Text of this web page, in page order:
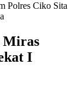
Polres Ciko Sita
Miras
I